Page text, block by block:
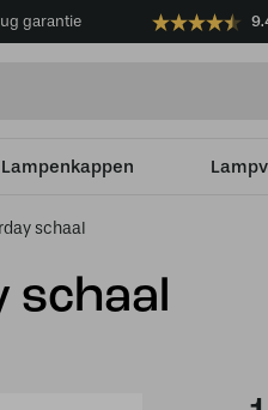
garantie
Lampenkappen
schaal
schaal